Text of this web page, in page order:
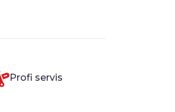
Profi servis